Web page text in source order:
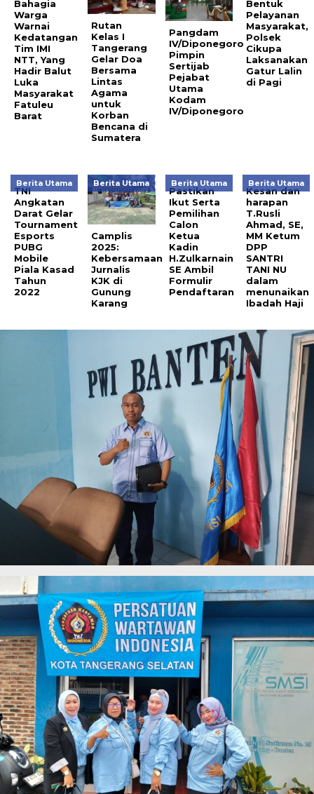
Bahagia
Warga
Warnai
Kedatangan
Tim IMI
NTT, Yang
Hadir Balut
Luka
Masyarakat
Fatuleu
Barat
Rutan
Kelas I
Tangerang
Gelar Doa
Bersama
Lintas
Agama
untuk
Korban
Bencana di
Sumatera
Pangdam
IV/Diponegoro
Pimpin
Sertijab
Pejabat
Utama
Kodam
IV/Diponegoro
Bentuk
Pelayanan
Masyarakat,
Polsek
Cikupa
Laksanakan
Gatur Lalin
di Pagi
Berita Utama
TNI
Angkatan
Darat Gelar
Tournament
Esports
PUBG
Mobile
Piala Kasad
Tahun
2022
Berita Utama
Camplis
2025:
Kebersamaan
Jurnalis
KJK di
Gunung
Karang
Berita Utama
Pastikan
Ikut Serta
Pemilihan
Calon
Ketua
Kadin
H.Zulkarnain
SE Ambil
Formulir
Pendaftaran
Berita Utama
Kesan dan
harapan
T.Rusli
Ahmad, SE,
MM Ketum
DPP
SANTRI
TANI NU
dalam
menunaikan
Ibadah Haji